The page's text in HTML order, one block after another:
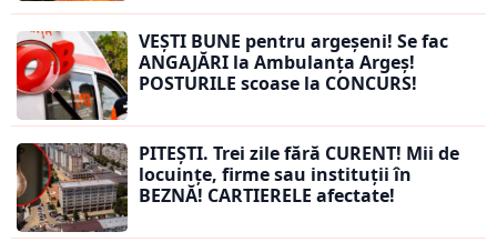
VEȘTI BUNE pentru argeșeni! Se fac
ANGAJĂRI la Ambulanța Argeș!
POSTURILE scoase la CONCURS!
PITEȘTI. Trei zile fără CURENT! Mii de
locuințe, firme sau instituții în
BEZNĂ! CARTIERELE afectate!